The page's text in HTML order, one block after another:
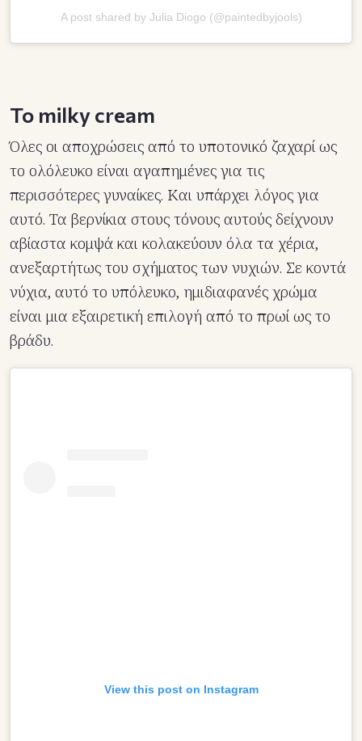
A post shared by Julia Diogo (@paintedbyjools)
To milky cream
Όλες οι αποχρώσεις από το υποτονικό ζαχαρί ως
το ολόλευκο είναι αγαπημένες για τις
περισσότερες γυναίκες. Και υπάρχει λόγος για
αυτό. Τα βερνίκια στους τόνους αυτούς δείχνουν
αβίαστα κομψά και κολακεύουν όλα τα χέρια,
ανεξαρτήτως του σχήματος των νυχιών. Σε κοντά
νύχια, αυτό το υπόλευκο, ημιδιαφανές χρώμα
είναι μια εξαιρετική επιλογή από το πρωί ως το
βράδυ.
View this post on Instagram